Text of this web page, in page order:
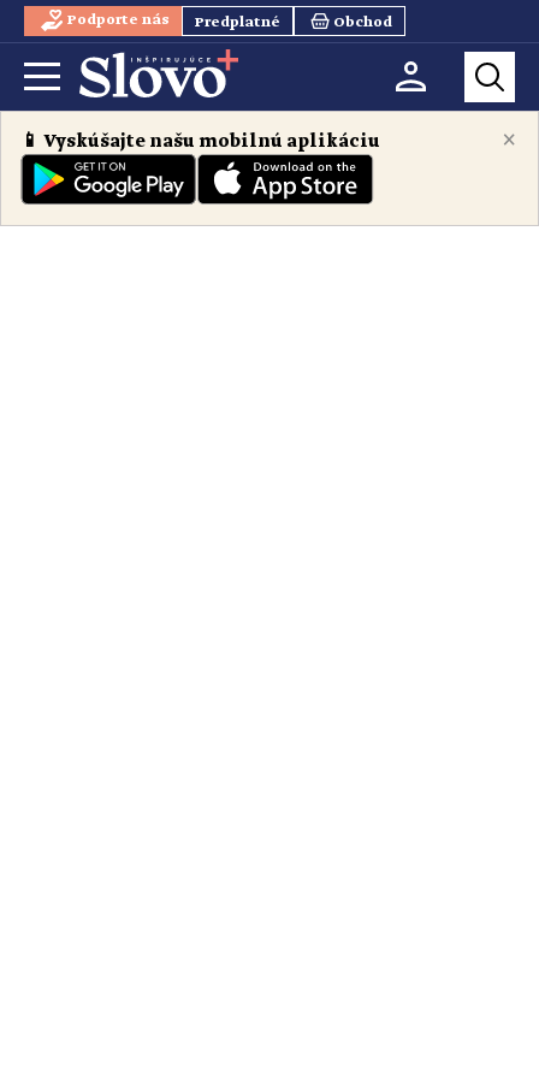
Podporte nás Predplatné Obchod
×
📱 Vyskúšajte našu mobilnú aplikáciu